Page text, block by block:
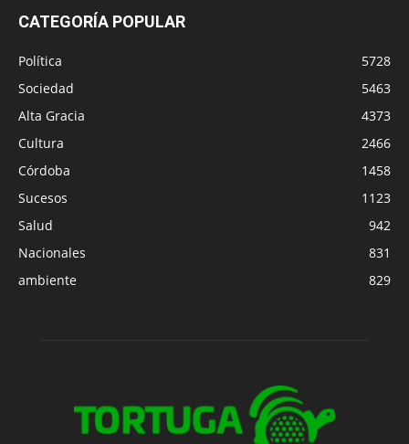
CATEGORÍA POPULAR
Política
5728
Sociedad
5463
Alta Gracia
4373
Cultura
2466
Córdoba
1458
Sucesos
1123
Salud
942
Nacionales
831
ambiente
829